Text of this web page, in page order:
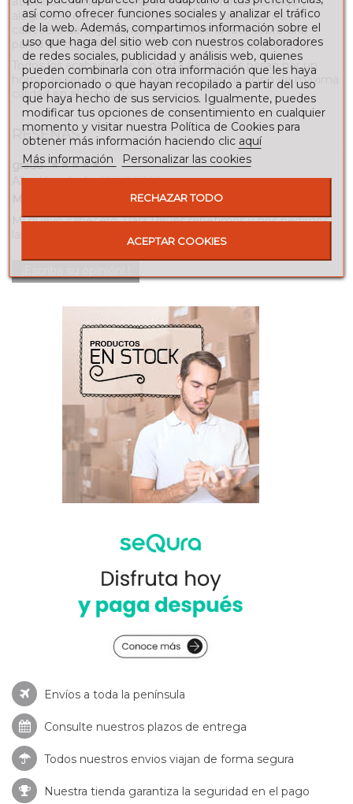
alegría a la estancia. Si te decides por tonos claros, un
cabecero de forja blanco como el de la foto sobre una
pared de color, le dará al dormitorio un toque acogedor.
Todos los acabados de la paleta de colores pasan por un
horno de secado, garantizando una terminación de máxima
calidad en el producto.
RESEÑAS
grado
Alba Hernández16/08/2016
Mi nuevo cabecero. Para Reyes repetimos y nos pedimos
las mesitas de noche compañeras!
Envíos a toda la península
Consulte nuestros plazos de entrega
Todos nuestros envios viajan de forma segura
Nuestra tienda garantiza la seguridad en el pago
así como ofrecer funciones sociales y analizar el tráfico
de la web. Además, compartimos información sobre el
uso que haga del sitio web con nuestros colaboradores
de redes sociales, publicidad y análisis web, quienes
pueden combinarla con otra información que les haya
proporcionado o que hayan recopilado a partir del uso
que haya hecho de sus servicios. Igualmente, puedes
modificar tus opciones de consentimiento en cualquier
momento y visitar nuestra Política de Cookies para
obtener más información haciendo clic aquí
Más información
Personalizar las cookies
RECHAZAR TODO
ACEPTAR COOKIES